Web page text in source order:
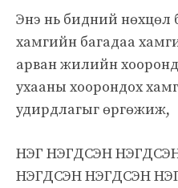
Энэ нь бидний нөхцөл
хамгийн багадаа
арван жилийн
ухааны хоорондох
удирдлагыг өргөжиж,
НЭГ НЭГДСЭН
НЭГДСЭН НЭГДСЭН